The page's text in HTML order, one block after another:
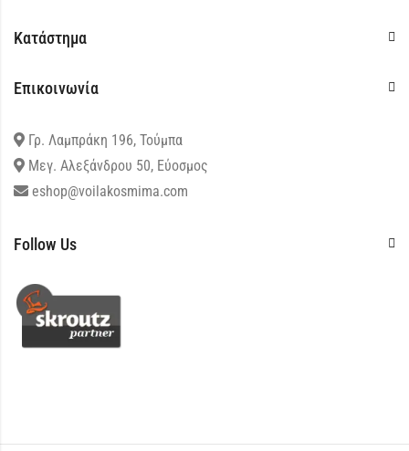
Κατάστημα
Επικοινωνία
Γρ. Λαμπράκη 196, Τούμπα
Μεγ. Αλεξάνδρου 50, Εύοσμος
eshop@voilakosmima.com
Follow Us